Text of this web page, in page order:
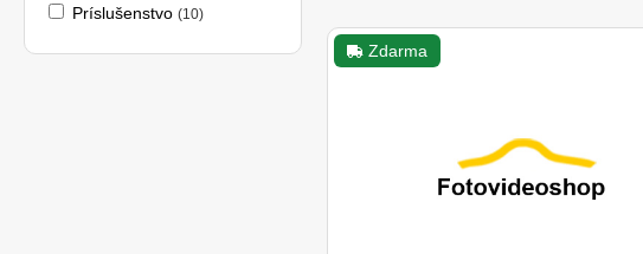
Príslušenstvo (10)
Zdarma